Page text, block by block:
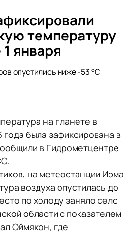
температуру
января
опустились ниже -53 °C
на планете в
была зафиксирована в
в Гидрометцентре
на метеостанции Иэма
воздуха опустилась до
по холоду заняло село
области с показателем
Оймякон, где